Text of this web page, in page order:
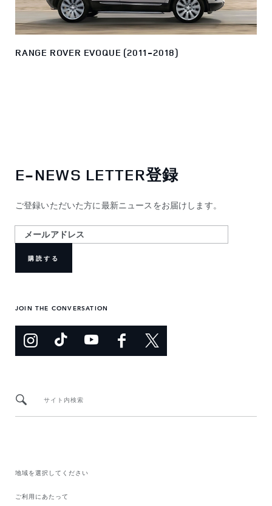
RANGE ROVER EVOQUE (2011-2018)
E-NEWS LETTER登録
ご登録いただいた方に最新ニュースをお届けします。
購読する
JOIN THE CONVERSATION
サイト内検索
地域を選択してください​
ご利用にあたって